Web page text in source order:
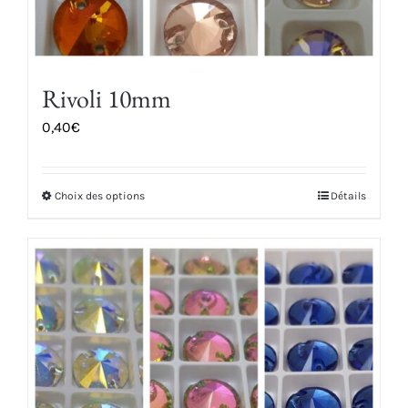
Rivoli 10mm
0,40€
Choix des optionsCe
a
plusieurs
variations.
Les
options
peuvent
Détails